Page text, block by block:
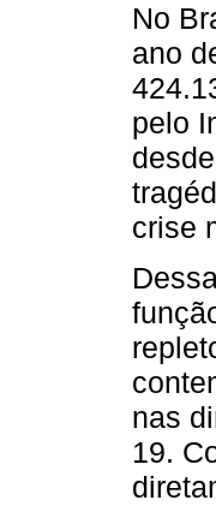
No
ano
pelo
crise
nas
19.